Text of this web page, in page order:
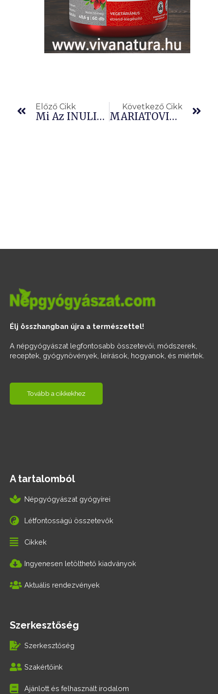
Előző Cikk
Mi Az INULIN És Kinek Ajánljuk?
Következő Cikk
MÁRIATÖVIS (Silybum Marianum L.) – Májunk Védelmezője
Élj összhangban újra a természettel!
A népgyógyászat legfontosabb összetevői, módszerek,
receptek, gyógynövények, leírások, hogyanok, és miértek.
Tovább a cikkekhez
A tartalomból
Népgyógyászat gyógyírei
Létfontosságú összetevők
Cikkek
Ingyenesen letölthető kiadványok
Aktuális rendezvények
Szerkesztőség
Szerkesztőség
Szakértőink
Ajánlott és felhasznált irodalom